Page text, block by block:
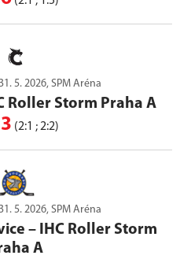
5. 2026, SPM Aréna
Roller Storm Praha A
(2:1 ; 2:2)
5. 2026, SPM Aréna
– IHC Roller Storm
A